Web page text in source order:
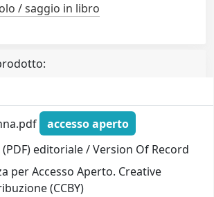
/ saggio in libro
accesso aperto
editoriale / Version Of Record
per Accesso Aperto. Creative
(CCBY)